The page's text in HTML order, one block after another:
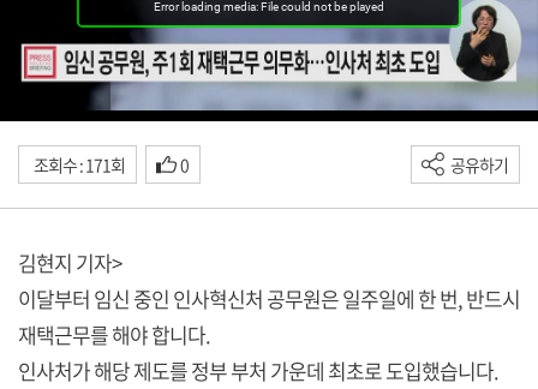
조회수 : 171회 0 공유하기
김현지 기자>
이달부터 임신 중인 인사혁신처 공무원은 일주일에 한 번, 반드시
재택근무를 해야 합니다.
인사처가 해당 제도를 정부 부처 가운데 최초로 도입했습니다.